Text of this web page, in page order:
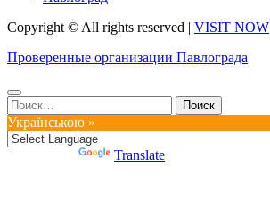
Copyright © All rights reserved | VISIT NOW
Проверенные организации Павлограда
Найти:
Українською »
Translate